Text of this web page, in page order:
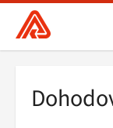
Všeobecná
zdravotní
hlavní
Drobečková
navigace